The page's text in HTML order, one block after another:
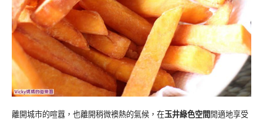
離開城市的喧囂，也離開稍微襖熱的氣候，在玉井綠色空間閒適地享受